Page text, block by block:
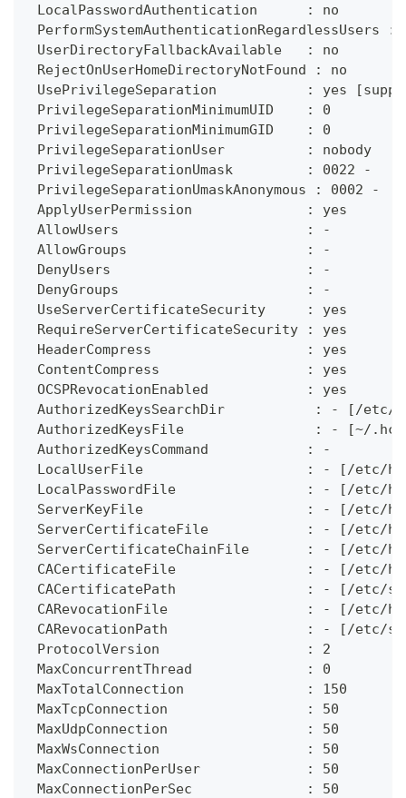
LocalPasswordAuthentication      : no
PerformSystemAuthenticationRegardlessUsers :
UserDirectoryFallbackAvailable   : no
RejectOnUserHomeDirectoryNotFound : no
UsePrivilegeSeparation           : yes
PrivilegeSeparationMinimumUID    : 0
PrivilegeSeparationMinimumGID    : 0
PrivilegeSeparationUser          : nobody
PrivilegeSeparationUmask         : 0022 -
PrivilegeSeparationUmaskAnonymous : 0002 -
ApplyUserPermission              : yes
AllowUsers                       : -
AllowGroups                      : -
DenyUsers                        : -
DenyGroups                       : -
UseServerCertificateSecurity     : yes
RequireServerCertificateSecurity : yes
HeaderCompress                   : yes
ContentCompress                  : yes
OCSPRevocationEnabled            : yes
AuthorizedKeysSearchDir           : - [/etc/
AuthorizedKeysFile                : - [~/.hcp/
AuthorizedKeysCommand            : -
LocalUserFile                    : - [/etc/hcp/
LocalPasswordFile                : - [/etc/
ServerKeyFile                    : - [/etc/hcp/
ServerCertificateFile            : - [/etc/
ServerCertificateChainFile       : - [/etc/
CACertificateFile                : - [/etc/hcp/
CACertificatePath                : - [/etc/
CARevocationFile                 : - [/etc/
CARevocationPath                 : - [/etc/
ProtocolVersion                  : 2
MaxConcurrentThread              : 0
MaxTotalConnection               : 150
MaxTcpConnection                 : 50
MaxUdpConnection                 : 50
MaxWsConnection                  : 50
MaxConnectionPerUser             : 50
MaxConnectionPerSec              : 50